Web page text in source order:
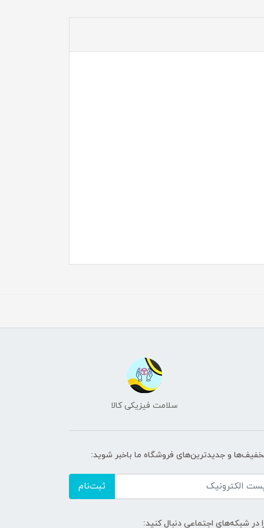
سلامت فیزیکی کالا
و جدیدترین‌های فروشگاه ما باخبر شوید:
ثبت‌نام
در شبکه‌های اجتماعی دنبال کنید: